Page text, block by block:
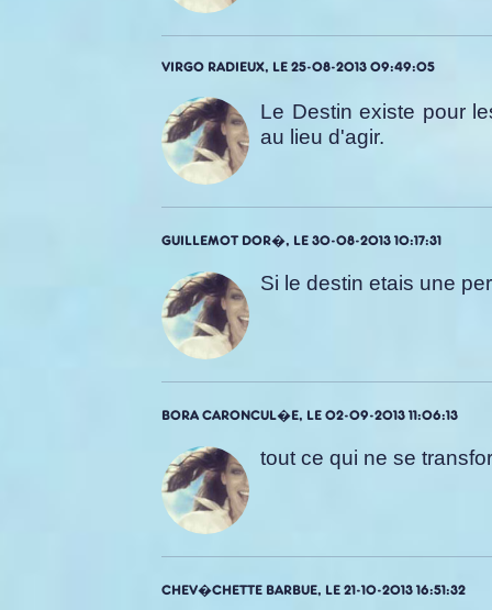
VIRGO RADIEUX, LE 25-08-2013 09:49:05
Le Destin existe pour
au lieu d'agir.
GUILLEMOT DOR�, LE 30-08-2013 10:17:31
Si le destin etais une
BORA CARONCUL�E, LE 02-09-2013 11:06:13
tout ce qui ne se
CHEV�CHETTE BARBUE, LE 21-10-2013 16:51:32